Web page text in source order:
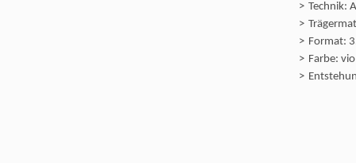
Technik:
Format:
Farbe: